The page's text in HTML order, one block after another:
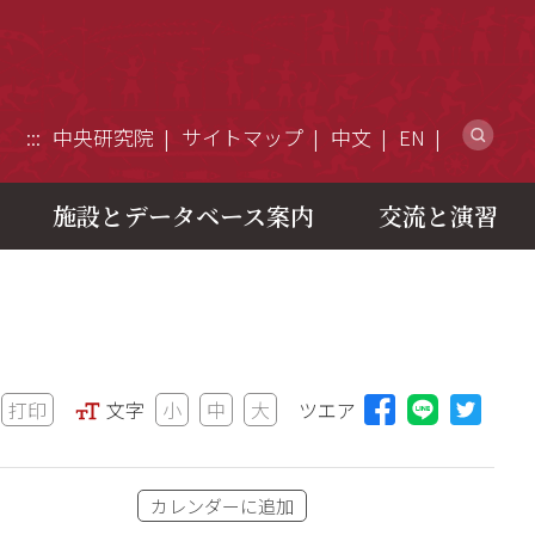
::: 中央研究院 サイトマップ 中文 EN
施設とデータベース案内 交流と演習
打印 文字 小 中 大 ツエア Lineに投
カレンダーに追加